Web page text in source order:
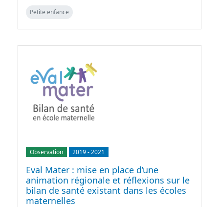
Petite enfance
Observation 2019-2021
Eval Mater : mise en place d’une
animation régionale et réflexions sur le
bilan de santé existant dans les écoles
maternelles